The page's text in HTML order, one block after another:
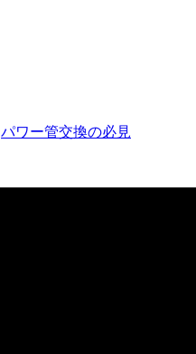
パワー管交換の必見